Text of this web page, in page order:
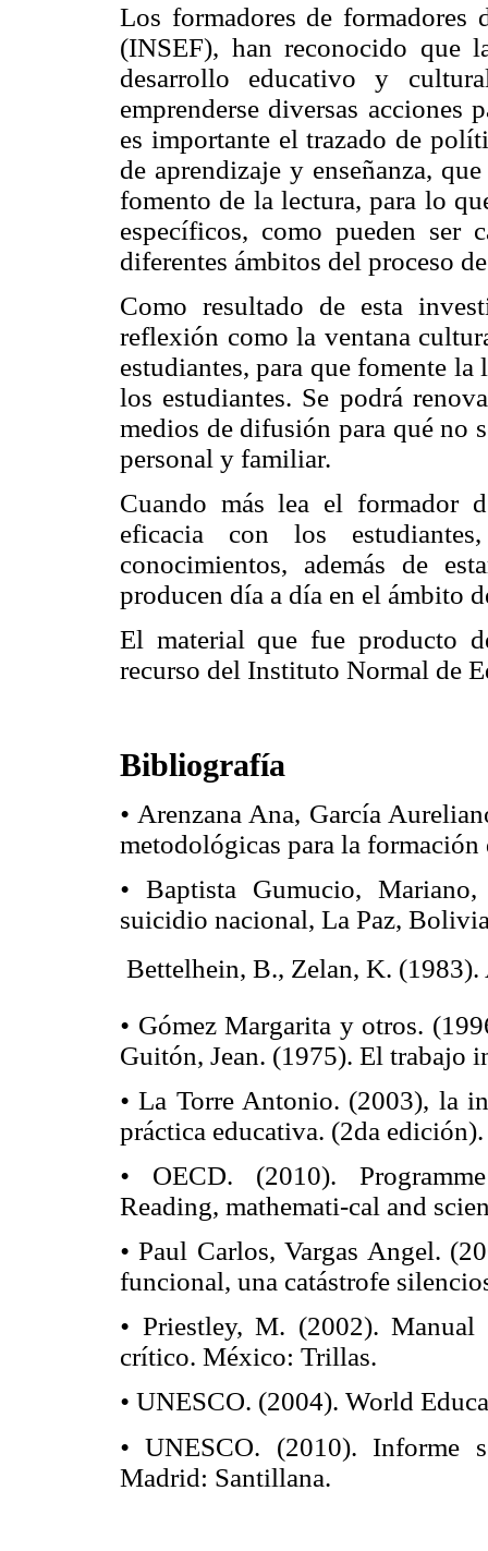
Los formadores de
(INSEF), han reconocido que
desarrollo educativo y
emprenderse diversas acciones
es importante el trazado de
de aprendizaje y enseñanza,
fomento de la lectura, para lo
específicos, como pueden ser
diferentes ámbitos del proceso
Como resultado de esta
reflexión como la ventana
estudiantes, para que fomente
los estudiantes. Se podrá
medios de difusión para qué no
personal y familiar.
Cuando más lea el formador
eficacia con los
conocimientos, además de
producen día a día en el ámbito
El material que fue producto
recurso del Instituto Normal de
Bibliografía
• Arenzana Ana, García
metodológicas para la
• Baptista Gumucio,
suicidio nacional, La Paz,
Bettelhein, B., Zelan, K.
• Gómez Margarita y otros.
Guitón, Jean. (1975). El trabajo
• La Torre Antonio. (2003), la
práctica educativa. (2da
• OECD. (2010).
Reading, mathemati-cal and
• Paul Carlos, Vargas Angel.
funcional, una catástrofe
• Priestley, M. (2002). Manual
crítico. México: Trillas.
• UNESCO. (2004). World
• UNESCO. (2010). Informe
Madrid: Santillana.